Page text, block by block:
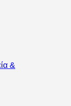
&